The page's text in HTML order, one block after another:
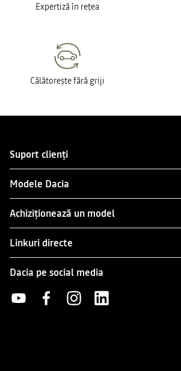
Expertiză în rețea
Călătorește fără griji
Suport clienți
Modele Dacia
Achiziționează un model
Linkuri directe
Dacia pe social media